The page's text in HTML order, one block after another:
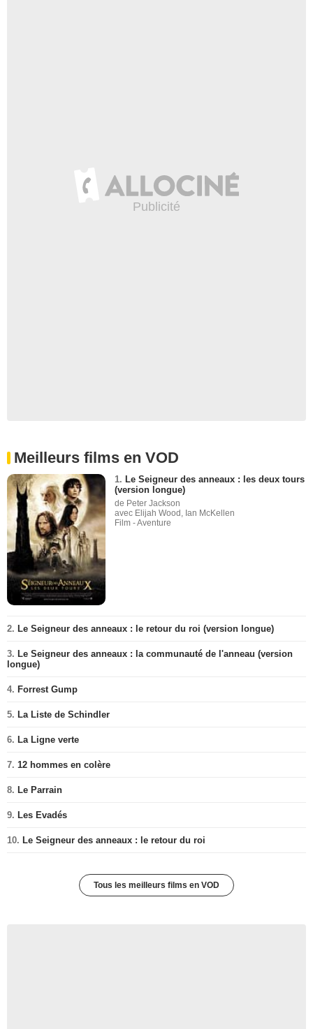
Meilleurs films en VOD
1. Le Seigneur des anneaux : les deux tours
(version longue)
de Peter Jackson
avec Elijah Wood, Ian McKellen
Film - Aventure
2. Le Seigneur des anneaux : le retour du roi (version longue)
3. Le Seigneur des anneaux : la communauté de l'anneau (version
longue)
4. Forrest Gump
5. La Liste de Schindler
6. La Ligne verte
7. 12 hommes en colère
8. Le Parrain
9. Les Evadés
10. Le Seigneur des anneaux : le retour du roi
Tous les meilleurs films en VOD